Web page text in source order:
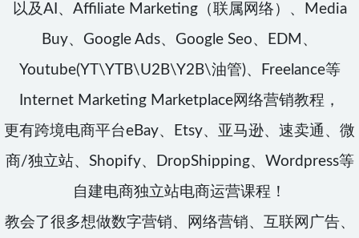
以及AI、Affiliate Marketing（联属网络）、Media
Buy、Google Ads、Google Seo、EDM、
Youtube(YT\YTB\U2B\Y2B\油管)、Freelance等
Internet Marketing Marketplace网络营销教程，
更有跨境电商平台eBay、Etsy、亚马逊、速卖通、微
商/独立站、Shopify、DropShipping、Wordpress等
自建电商独立站电商运营课程！
教会了很多想做数字营销、网络营销、互联网广告、